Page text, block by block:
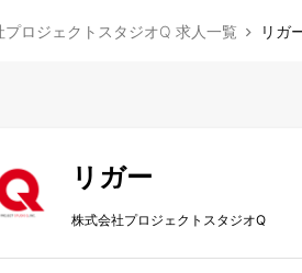
プロジェクトスタジオQ 求人一覧 リガ
リガー
株式会社プロジェクトスタジオQ